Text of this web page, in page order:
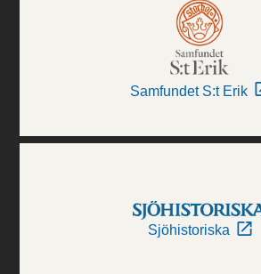
Samfundet S:t Erik
Sjöhistoriska